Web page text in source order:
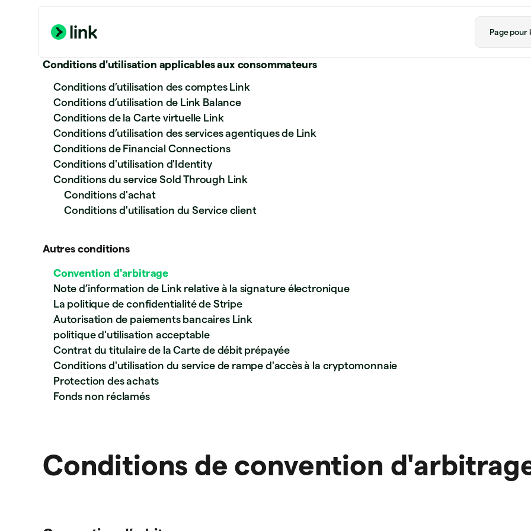
Page pour
Conditions d'utilisation applicables aux consommateurs
Conditions d’utilisation des comptes Link
Conditions d’utilisation de Link Balance
Conditions de la Carte virtuelle Link
Conditions d’utilisation des services agentiques de Link
Conditions de Financial Connections
Conditions d'utilisation d'Identity
Conditions du service Sold Through Link
Conditions d'achat
Conditions d'utilisation du Service client
Autres conditions
Convention d'arbitrage
Note d’information de Link relative à la signature électronique
La politique de confidentialité de Stripe
Autorisation de paiements bancaires Link
politique d'utilisation acceptable
Contrat du titulaire de la Carte de débit prépayée
Conditions d'utilisation du service de rampe d'accès à la cryptomonnaie
Protection des achats
Fonds non réclamés
Conditions de convention